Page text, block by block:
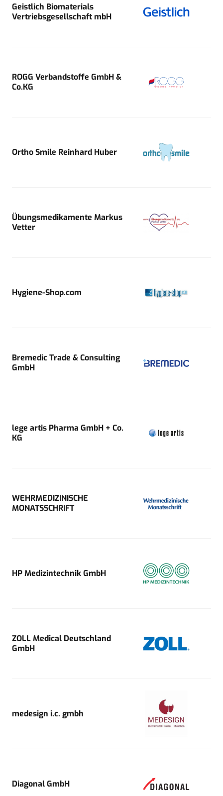
Geistlich Biomaterials
Vertriebsgesellschaft mbH
ROGG Verbandstoffe GmbH &
Co.KG
Ortho Smile Reinhard Huber
Übungsmedikamente Markus
Vetter
Hygiene-Shop.com
Bremedic Trade & Consulting
GmbH
lege artis Pharma GmbH + Co.
KG
WEHRMEDIZINISCHE
MONATSSCHRIFT
HP Medizintechnik GmbH
ZOLL Medical Deutschland
GmbH
medesign i.c. gmbh
Diagonal GmbH